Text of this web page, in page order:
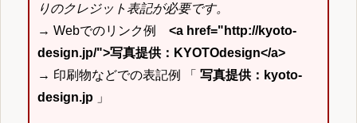
りのクレジット表記が必要です。
→ Webでのリンク例 <a href="http://kyoto-
design.jp/">写真提供：KYOTOdesign</a>
→ 印刷物などでの表記例 「 写真提供：kyoto-
design.jp 」